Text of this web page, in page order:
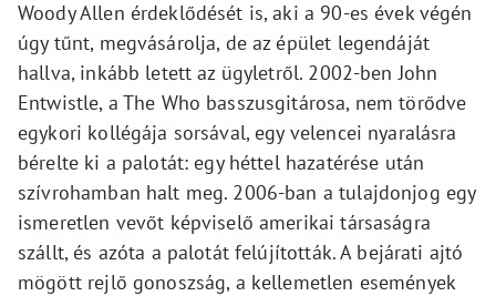
Woody Allen érdeklődését is, aki a 90-es évek végén
úgy tűnt, megvásárolja, de az épület legendáját
hallva, inkább letett az ügyletről. 2002-ben John
Entwistle, a The Who basszusgitárosa, nem törődve
egykori kollégája sorsával, egy velencei nyaralásra
bérelte ki a palotát: egy héttel hazatérése után
szívrohamban halt meg. 2006-ban a tulajdonjog egy
ismeretlen vevőt képviselő amerikai társaságra
szállt, és azóta a palotát felújították. A bejárati ajtó
mögött rejlő gonoszság, a kellemetlen események